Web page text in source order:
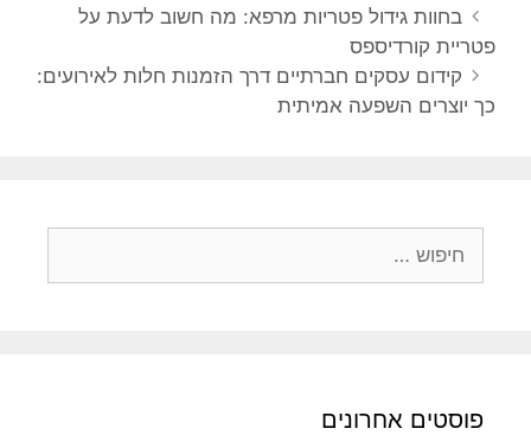
ניווט
פוסטים
בחוות גידול פטריות מרפא: מה חשוב לדעת על
פטריית קורדיספס
קידום עסקים חברתיים דרך הזמנות חלות לאירועים:
כך יוצרים השפעה אמיתית
פוסטים אחרונים